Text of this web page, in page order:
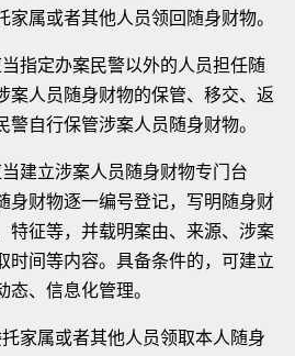
家属或者其他人员领回随身财物。
定办案民警以外的人员担任随
案人员随身财物的保管、移交、返
自行保管涉案人员随身财物。
立涉案人员随身财物专门台
身财物逐一编号登记，写明随身财
特征等，并载明案由、来源、涉案
时间等内容。具备条件的，可建立
、信息化管理。
属或者其他人员领取本人随身